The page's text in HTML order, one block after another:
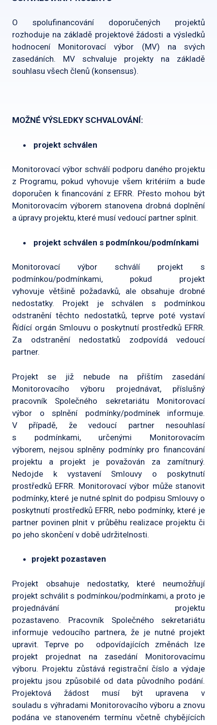
O spolufinancování doporučených projektů
rozhoduje na základě projektové žádosti a výsledků
hodnocení Monitorovací výbor (MV) na svých
zasedáních. MV schvaluje projekty na základě
souhlasu všech členů (konsensus).
MOŽNÉ VÝSLEDKY SCHVALOVÁNÍ:
projekt schválen
Monitorovací výbor schválí podporu daného projektu
z Programu, pokud vyhovuje všem kritériím a bude
doporučen k financování z EFRR. Přesto mohou být
Monitorovacím výborem stanovena drobná doplnění
a úpravy projektu, které musí vedoucí partner splnit.
projekt schválen s podmínkou/podmínkami
Monitorovací výbor schválí projekt s
podmínkou/podmínkami, pokud projekt
vyhovuje většině požadavků, ale obsahuje drobné
nedostatky. Projekt je schválen s podmínkou
odstranění těchto nedostatků, teprve poté vystaví
Řídící orgán Smlouvu o poskytnutí prostředků EFRR.
Za odstranění nedostatků zodpovídá vedoucí
partner.
Projekt se již nebude na příštím zasedání
Monitorovacího výboru projednávat, příslušný
pracovník Společného sekretariátu Monitorovací
výbor o splnění podmínky/podmínek informuje.
V případě, že vedoucí partner nesouhlasí
s podmínkami, určenými Monitorovacím
výborem, nejsou splněny podmínky pro financování
projektu a projekt je považován za zamítnurý.
Nedojde k vystavení Smlouvy o poskytnutí
prostředků EFRR. Monitorovací výbor může stanovit
podmínky, které je nutné splnit do podpisu Smlouvy o
poskytnutí prostředků EFRR, nebo podmínky, které je
partner povinen plnit v průběhu realizace projektu či
po jeho skončení v době udržitelnosti.
projekt pozastaven
Projekt obsahuje nedostatky, které neumožňují
projekt schválit s podmínkou/podmínkami, a proto je
projednávání projektu
pozastaveno. Pracovník Společného sekretariátu
informuje vedoucího partnera, že je nutné projekt
upravit. Teprve po odpovídajících změnách lze
projekt projednat na zasedání Monitorovacímu
výboru. Projektu zůstává registrační číslo a výdaje
projektu jsou způsobilé od data původního podání.
Projektová žádost musí být upravena v
souladu s výhradami Monitorovacího výboru a znovu
podána ve stanoveném termínu včetně chybějících